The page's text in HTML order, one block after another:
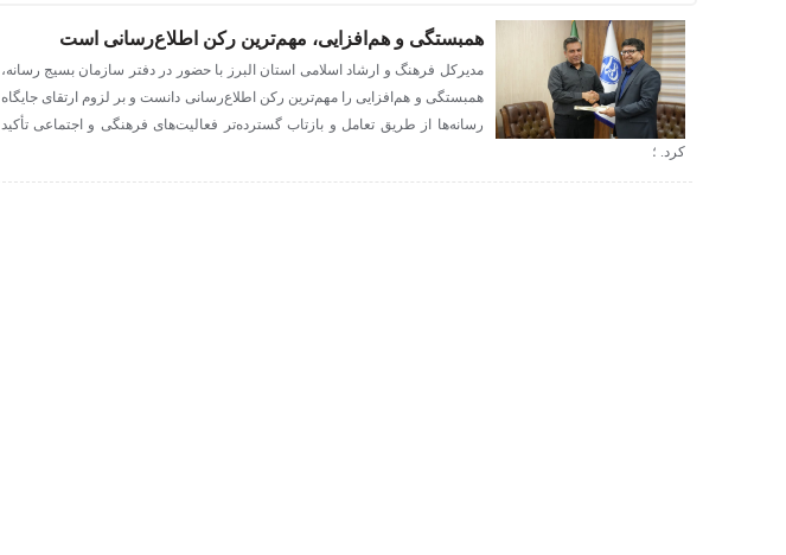
همبستگی و هم‌افزایی، مهم‌ترین رکن اطلاع‌رسانی است
مدیرکل فرهنگ و ارشاد اسلامی استان البرز با حضور در دفتر سازمان بسیج رسانه،
همبستگی و هم‌افزایی را مهم‌ترین رکن اطلاع‌رسانی دانست و بر لزوم ارتقای جایگاه
رسانه‌ها از طریق تعامل و بازتاب گسترده‌تر فعالیت‌های فرهنگی و اجتماعی تأکید
کرد. ؛